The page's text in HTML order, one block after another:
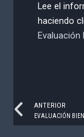
Lee el
haciendo
Prev
ANTERIOR